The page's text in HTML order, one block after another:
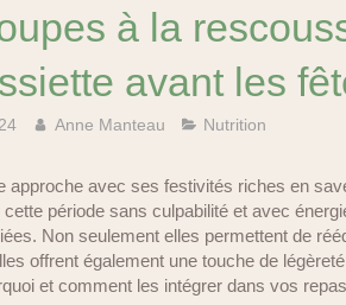
à la
avant les
Anne Manteau Nutrition
approche avec ses festivités riches en
cette période sans culpabilité et avec
Non seulement elles permettent de
offrent également une touche de
et comment les intégrer dans vos